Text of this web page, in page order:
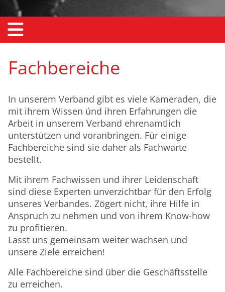
Fachbereiche
In unserem Verband gibt es viele Kameraden, die
mit ihrem Wissen únd ihren Erfahrungen die
Arbeit in unserem Verband ehrenamtlich
unterstützen und voranbringen. Für einige
Fachbereiche sind sie daher als Fachwarte
bestellt.
Mit ihrem Fachwissen und ihrer Leidenschaft
sind diese Experten unverzichtbar für den Erfolg
unseres Verbandes. Zögert nicht, ihre Hilfe in
Anspruch zu nehmen und von ihrem Know-how
zu profitieren.
Lasst uns gemeinsam weiter wachsen und
unsere Ziele erreichen!
Alle Fachbereiche sind über die Geschäftsstelle
zu erreichen.